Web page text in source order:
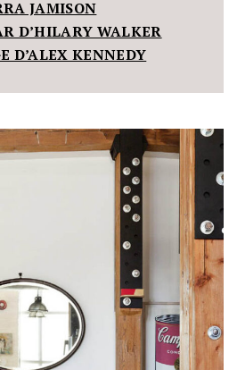
JAMISON
D’HILARY WALKER
D’ALEX KENNEDY